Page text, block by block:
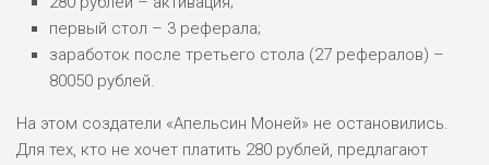
первый стол – 3 реферала;
заработок после третьего стола (27 рефералов) –
80050 рублей.
На этом создатели «Апельсин Моней» не остановились.
Для тех, кто не хочет платить 280 рублей, предлагают